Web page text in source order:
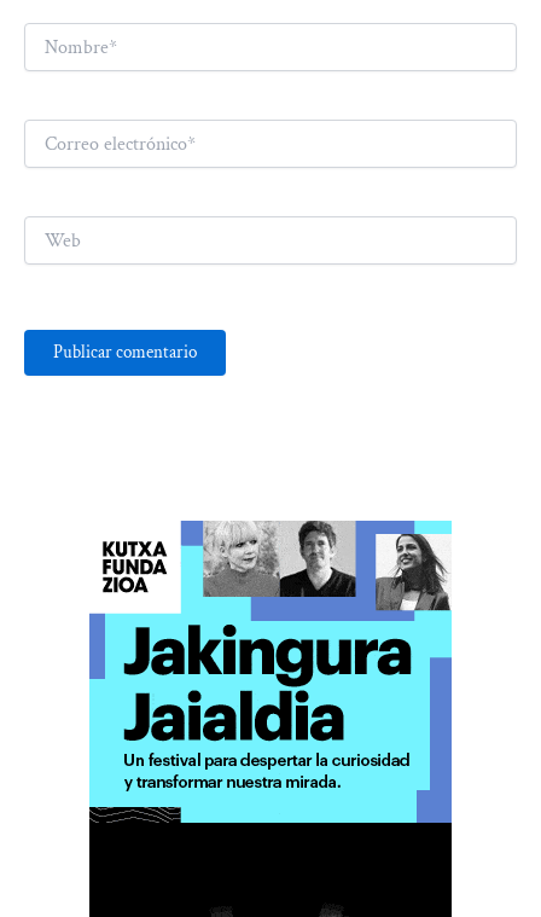
Nombre*
Correo
electrónico*
Web